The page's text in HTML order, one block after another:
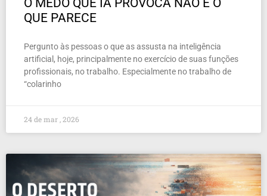
QUE PARECE
Pergunto às pessoas o que as assusta na inteligência
artificial, hoje, principalmente no exercício de suas funções
profissionais, no trabalho. Especialmente no trabalho de
“colarinho
24 de mar , 2026